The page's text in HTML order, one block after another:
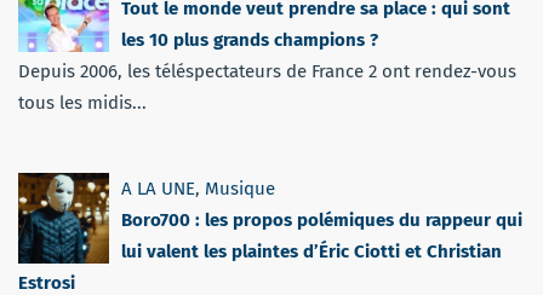
Tout le monde veut prendre sa place : qui sont
les 10 plus grands champions ?
Depuis 2006, les téléspectateurs de France 2 ont rendez-vous
tous les midis...
A LA UNE, Musique
Boro700 : les propos polémiques du rappeur qui
lui valent les plaintes d’Éric Ciotti et Christian
Estrosi